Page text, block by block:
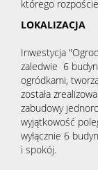
którego
LOKALIZACJA
Inwestycja
zaledwie 6
ogródkami,
została
zabudowy
wyjątkowość
wyłącznie 6
i spokój.